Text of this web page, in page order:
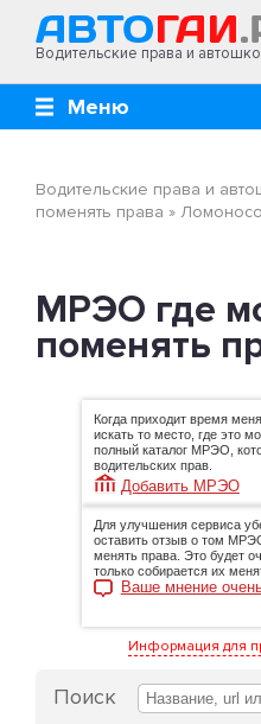
Водительские права и
Меню
Водительские права и
поменять права »
МРЭО где
поменять
Когда приходит время
искать то место, где это
полный каталог МРЭО,
водительских прав.
Добавить МРЭО
Для улучшения сервиса
оставить отзыв о том
менять права. Это будет
только собирается их
Ваше мнение
Информация для
Поиск